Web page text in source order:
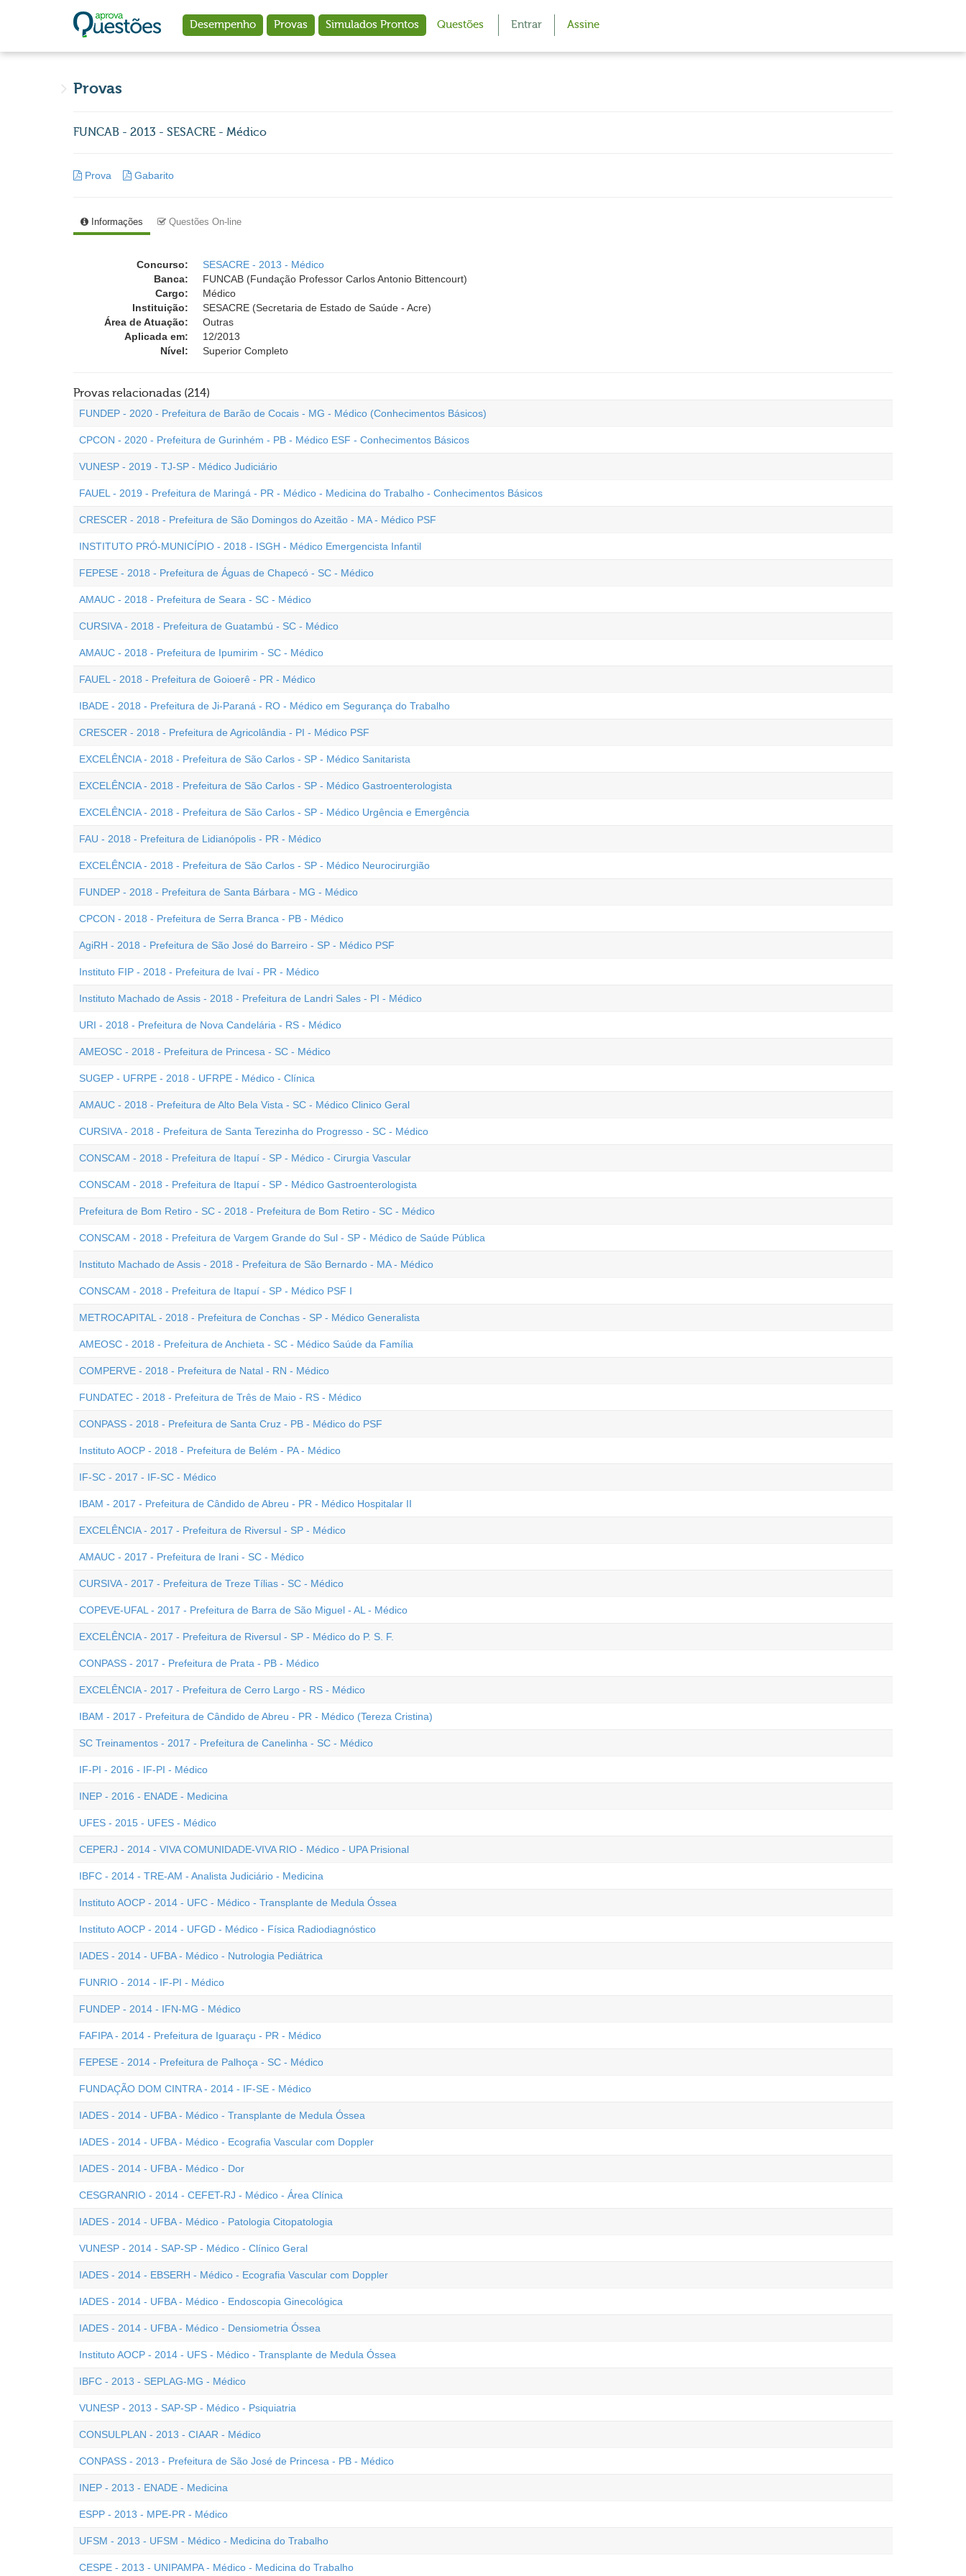
Desempenho Provas Simulados Prontos Questões Entrar Assine
Provas
FUNCAB - 2013 - SESACRE - Médico
Prova Gabarito
Informações Questões On-line
Concurso:
SESACRE - 2013 - Médico
Banca:
FUNCAB (Fundação Professor Carlos Antonio Bittencourt)
Cargo:
Médico
Instituição:
SESACRE (Secretaria de Estado de Saúde - Acre)
Área de Atuação:
Outras
Aplicada em:
12/2013
Nível:
Superior Completo
Provas relacionadas (214)
FUNDEP - 2020 - Prefeitura de Barão de Cocais - MG - Médico (Conhecimentos Básicos)
CPCON - 2020 - Prefeitura de Gurinhém - PB - Médico ESF - Conhecimentos Básicos
VUNESP - 2019 - TJ-SP - Médico Judiciário
FAUEL - 2019 - Prefeitura de Maringá - PR - Médico - Medicina do Trabalho - Conhecimentos Básicos
CRESCER - 2018 - Prefeitura de São Domingos do Azeitão - MA - Médico PSF
INSTITUTO PRÓ-MUNICÍPIO - 2018 - ISGH - Médico Emergencista Infantil
FEPESE - 2018 - Prefeitura de Águas de Chapecó - SC - Médico
AMAUC - 2018 - Prefeitura de Seara - SC - Médico
CURSIVA - 2018 - Prefeitura de Guatambú - SC - Médico
AMAUC - 2018 - Prefeitura de Ipumirim - SC - Médico
FAUEL - 2018 - Prefeitura de Goioerê - PR - Médico
IBADE - 2018 - Prefeitura de Ji-Paraná - RO - Médico em Segurança do Trabalho
CRESCER - 2018 - Prefeitura de Agricolândia - PI - Médico PSF
EXCELÊNCIA - 2018 - Prefeitura de São Carlos - SP - Médico Sanitarista
EXCELÊNCIA - 2018 - Prefeitura de São Carlos - SP - Médico Gastroenterologista
EXCELÊNCIA - 2018 - Prefeitura de São Carlos - SP - Médico Urgência e Emergência
FAU - 2018 - Prefeitura de Lidianópolis - PR - Médico
EXCELÊNCIA - 2018 - Prefeitura de São Carlos - SP - Médico Neurocirurgião
FUNDEP - 2018 - Prefeitura de Santa Bárbara - MG - Médico
CPCON - 2018 - Prefeitura de Serra Branca - PB - Médico
AgiRH - 2018 - Prefeitura de São José do Barreiro - SP - Médico PSF
Instituto FIP - 2018 - Prefeitura de Ivaí - PR - Médico
Instituto Machado de Assis - 2018 - Prefeitura de Landri Sales - PI - Médico
URI - 2018 - Prefeitura de Nova Candelária - RS - Médico
AMEOSC - 2018 - Prefeitura de Princesa - SC - Médico
SUGEP - UFRPE - 2018 - UFRPE - Médico - Clínica
AMAUC - 2018 - Prefeitura de Alto Bela Vista - SC - Médico Clinico Geral
CURSIVA - 2018 - Prefeitura de Santa Terezinha do Progresso - SC - Médico
CONSCAM - 2018 - Prefeitura de Itapuí - SP - Médico - Cirurgia Vascular
CONSCAM - 2018 - Prefeitura de Itapuí - SP - Médico Gastroenterologista
Prefeitura de Bom Retiro - SC - 2018 - Prefeitura de Bom Retiro - SC - Médico
CONSCAM - 2018 - Prefeitura de Vargem Grande do Sul - SP - Médico de Saúde Pública
Instituto Machado de Assis - 2018 - Prefeitura de São Bernardo - MA - Médico
CONSCAM - 2018 - Prefeitura de Itapuí - SP - Médico PSF I
METROCAPITAL - 2018 - Prefeitura de Conchas - SP - Médico Generalista
AMEOSC - 2018 - Prefeitura de Anchieta - SC - Médico Saúde da Família
COMPERVE - 2018 - Prefeitura de Natal - RN - Médico
FUNDATEC - 2018 - Prefeitura de Três de Maio - RS - Médico
CONPASS - 2018 - Prefeitura de Santa Cruz - PB - Médico do PSF
Instituto AOCP - 2018 - Prefeitura de Belém - PA - Médico
IF-SC - 2017 - IF-SC - Médico
IBAM - 2017 - Prefeitura de Cândido de Abreu - PR - Médico Hospitalar II
EXCELÊNCIA - 2017 - Prefeitura de Riversul - SP - Médico
AMAUC - 2017 - Prefeitura de Irani - SC - Médico
CURSIVA - 2017 - Prefeitura de Treze Tílias - SC - Médico
COPEVE-UFAL - 2017 - Prefeitura de Barra de São Miguel - AL - Médico
EXCELÊNCIA - 2017 - Prefeitura de Riversul - SP - Médico do P. S. F.
CONPASS - 2017 - Prefeitura de Prata - PB - Médico
EXCELÊNCIA - 2017 - Prefeitura de Cerro Largo - RS - Médico
IBAM - 2017 - Prefeitura de Cândido de Abreu - PR - Médico (Tereza Cristina)
SC Treinamentos - 2017 - Prefeitura de Canelinha - SC - Médico
IF-PI - 2016 - IF-PI - Médico
INEP - 2016 - ENADE - Medicina
UFES - 2015 - UFES - Médico
CEPERJ - 2014 - VIVA COMUNIDADE-VIVA RIO - Médico - UPA Prisional
IBFC - 2014 - TRE-AM - Analista Judiciário - Medicina
Instituto AOCP - 2014 - UFC - Médico - Transplante de Medula Óssea
Instituto AOCP - 2014 - UFGD - Médico - Física Radiodiagnóstico
IADES - 2014 - UFBA - Médico - Nutrologia Pediátrica
FUNRIO - 2014 - IF-PI - Médico
FUNDEP - 2014 - IFN-MG - Médico
FAFIPA - 2014 - Prefeitura de Iguaraçu - PR - Médico
FEPESE - 2014 - Prefeitura de Palhoça - SC - Médico
FUNDAÇÃO DOM CINTRA - 2014 - IF-SE - Médico
IADES - 2014 - UFBA - Médico - Transplante de Medula Óssea
IADES - 2014 - UFBA - Médico - Ecografia Vascular com Doppler
IADES - 2014 - UFBA - Médico - Dor
CESGRANRIO - 2014 - CEFET-RJ - Médico - Área Clínica
IADES - 2014 - UFBA - Médico - Patologia Citopatologia
VUNESP - 2014 - SAP-SP - Médico - Clínico Geral
IADES - 2014 - EBSERH - Médico - Ecografia Vascular com Doppler
IADES - 2014 - UFBA - Médico - Endoscopia Ginecológica
IADES - 2014 - UFBA - Médico - Densiometria Óssea
Instituto AOCP - 2014 - UFS - Médico - Transplante de Medula Óssea
IBFC - 2013 - SEPLAG-MG - Médico
VUNESP - 2013 - SAP-SP - Médico - Psiquiatria
CONSULPLAN - 2013 - CIAAR - Médico
CONPASS - 2013 - Prefeitura de São José de Princesa - PB - Médico
INEP - 2013 - ENADE - Medicina
ESPP - 2013 - MPE-PR - Médico
UFSM - 2013 - UFSM - Médico - Medicina do Trabalho
CESPE - 2013 - UNIPAMPA - Médico - Medicina do Trabalho